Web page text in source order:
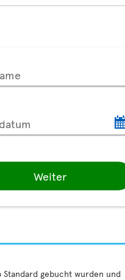
Weiter
gebucht wurden und